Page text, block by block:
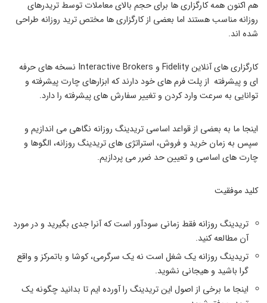
هم اکنون همه کارگزاری ها برای حجم بالای معاملات توسط تریدرهای
روزانه مناسب هستند اما بعضی از کارگزاری ها مختص ترید روزانه طراحی
شده اند.
کارگزاری های آنلاین Fidelity و Interactive Brokers نسخه های حرفه
ای و پیشرفته از پلت فرم های خود دارند که ابزارهای چارت پیشرفته و
توانایی به سرعت وارد کردن و تغییر سفارش های پیشرفته را دارد.
اینجا ما به بعضی از قواعد اساسی تریدینگ روزانه نگاهی می اندازیم و
سپس به زمان خرید و فروش، استراتژی های تریدینگ روزانه، الگوها و
چارت های اساسی و تعیین حد ضرر می پردازیم.
کلید موفقیت
تریدینگ روزانه فقط زمانی سودآور است که آنرا جدی بگیرید و در مورد
آن مطالعه کنید.
تریدینگ روزانه یک شغل است نه یک سرگرمی، کوشا و باتمرکز و واقع
گرا باشید و هیجانی نشوید.
اینجا ما برخی از اصول این تریدینگ را آورده ایم تا بدانید چگونه یک